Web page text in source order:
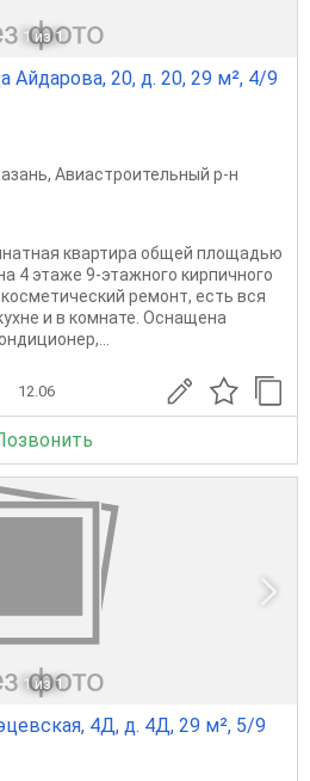
1 из 1
Айдарова, 20, д. 20, 29 м², 4/9
, Авиастроительный р-н
квартира общей площадью
4 этаже 9-этажного кирпичного
ремонт, есть вся
и в комнате. Оснащена
12.06
1 из 1
4Д, д. 4Д, 29 м², 5/9